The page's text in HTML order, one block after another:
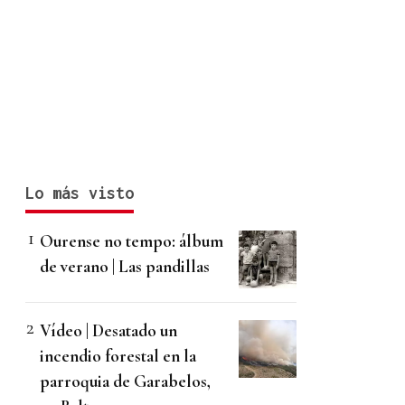
Lo más visto
Ourense no tempo: álbum
de verano | Las pandillas
Vídeo | Desatado un
incendio forestal en la
parroquia de Garabelos,